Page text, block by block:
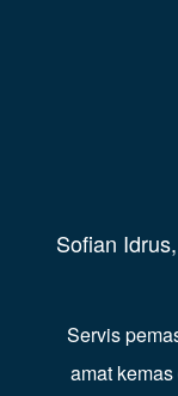
Sofian
Servis
amat